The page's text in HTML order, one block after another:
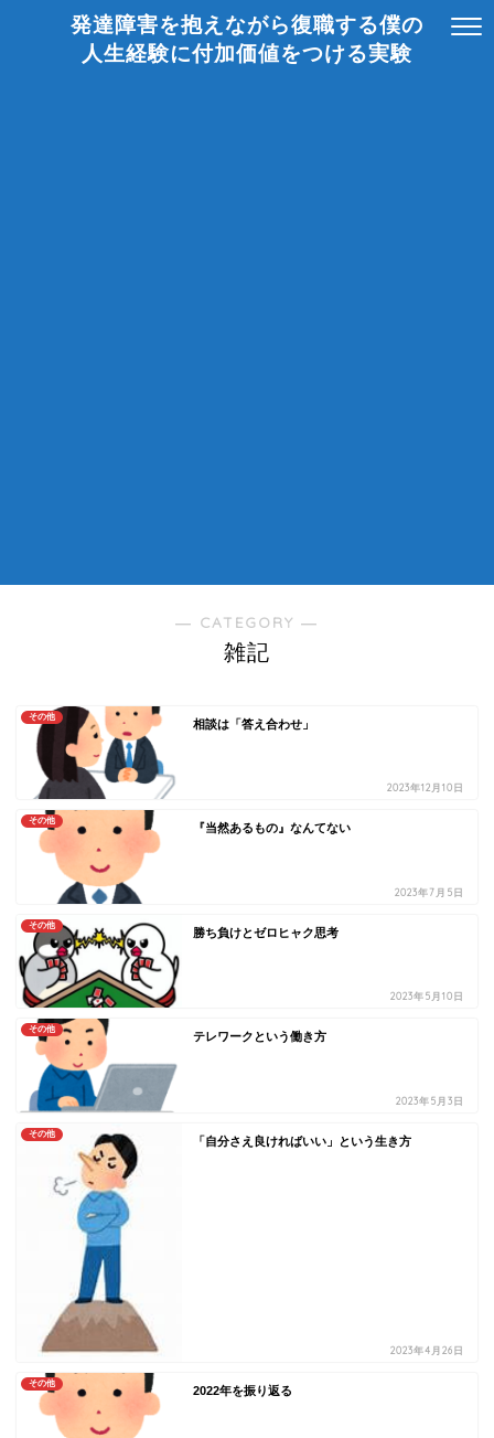
発達障害を抱えながら復職する僕の
人生経験に付加価値をつける実験
― CATEGORY ―
雑記
その他
相談は「答え合わせ」
2023年12月10日
その他
『当然あるもの』なんてない
2023年7月5日
その他
勝ち負けとゼロヒャク思考
2023年5月10日
その他
テレワークという働き方
2023年5月3日
その他
「自分さえ良ければいい」という生き方
2023年4月26日
その他
2022年を振り返る